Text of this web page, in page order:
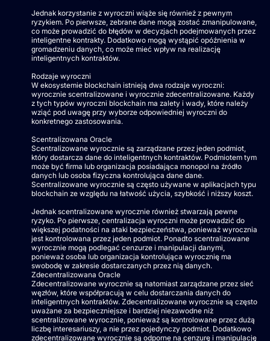
Jednak korzystanie z wyroczni wiąże się również z pewnym
ryzykiem. Po pierwsze, zebrane dane mogą zostać zmanipulowane,
co może prowadzić do błędów w decyzjach podejmowanych przez
inteligentne kontrakty. Dodatkowo mogą wystąpić opóźnienia w
gromadzeniu danych, co może mieć wpływ na realizację
inteligentnych kontraktów.
Rodzaje wyroczni
W ekosystemie blockchain istnieją dwa rodzaje wyroczni:
wyrocznie scentralizowane i wyrocznie zdecentralizowane. Każdy
z tych typów wyroczni blockchain ma zalety i wady, które należy
wziąć pod uwagę przy wyborze odpowiedniej wyroczni do
konkretnego zastosowania.
Scentralizowana Oracle
Scentralizowane wyrocznie są zarządzane przez jeden podmiot,
który dostarcza dane do inteligentnych kontraktów. Podmiotem tym
może być firma lub organizacja posiadająca monopol na źródło
danych lub osoba fizyczna kontrolująca dane dane.
Scentralizowane wyrocznie są często używane w aplikacjach typu
blockchain ze względu na łatwość użycia, szybkość i niższy koszt.
Jednak scentralizowane wyrocznie również stwarzają pewne
ryzyko. Po pierwsze, centralizacja wyroczni może prowadzić do
większej podatności na ataki bezpieczeństwa, ponieważ wyrocznia
jest kontrolowana przez jeden podmiot. Ponadto scentralizowane
wyrocznie mogą podlegać cenzurze i manipulacji danymi,
ponieważ osoba lub organizacja kontrolująca wyrocznię ma
swobodę w zakresie dostarczanych przez nią danych.
Zdecentralizowana Oracle
Zdecentralizowane wyrocznie są natomiast zarządzane przez sieć
węzłów, które współpracują w celu dostarczania danych do
inteligentnych kontraktów. Zdecentralizowane wyrocznie są często
uważane za bezpieczniejsze i bardziej niezawodne niż
scentralizowane wyrocznie, ponieważ są kontrolowane przez dużą
liczbę interesariuszy, a nie przez pojedynczy podmiot. Dodatkowo
zdecentralizowane wyrocznie są odporne na cenzurę i manipulację